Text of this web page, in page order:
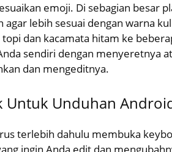
emoji. Di sebagian besar
lebih sesuai dengan warna
dan kacamata hitam ke
sendiri dengan menyeretnya
dan mengeditnya.
Untuk Unduhan
terlebih dahulu membuka